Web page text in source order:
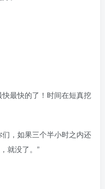
最快的了！时间在短真挖
，如果三个半小时之内还
就没了。”